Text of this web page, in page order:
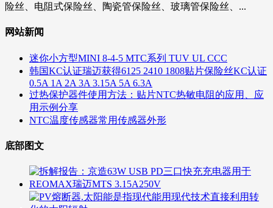
险丝、电阻式保险丝、陶瓷管保险丝、玻璃管保险丝、...
网站新闻
迷你小方型MINI 8-4-5 MTC系列 TUV UL CCC
韩国KC认证瑞迈获得6125 2410 1808贴片保险丝KC认证
0.5A 1A 2A 3A 3.15A 5A 6.3A
过热保护器件使用方法：贴片NTC热敏电阻的应用、应
用示例分享
NTC温度传感器常用传感器外形
底部图文